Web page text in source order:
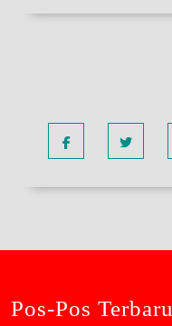
Pos-Pos Terbaru